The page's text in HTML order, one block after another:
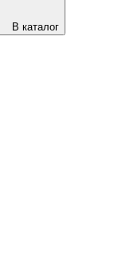
В каталог